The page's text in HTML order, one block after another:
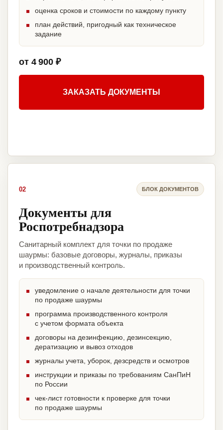
оценка сроков и стоимости по каждому пункту
план действий, пригодный как техническое
задание
от 4 900 ₽
ЗАКАЗАТЬ ДОКУМЕНТЫ
02 БЛОК ДОКУМЕНТОВ
Документы для
Роспотребнадзора
Санитарный комплект для точки по продаже
шаурмы: базовые договоры, журналы, приказы
и производственный контроль.
уведомление о начале деятельности для точки
по продаже шаурмы
программа производственного контроля
с учетом формата объекта
договоры на дезинфекцию, дезинсекцию,
дератизацию и вывоз отходов
журналы учета, уборок, дезсредств и осмотров
инструкции и приказы по требованиям СанПиН
по России
чек-лист готовности к проверке для точки
по продаже шаурмы